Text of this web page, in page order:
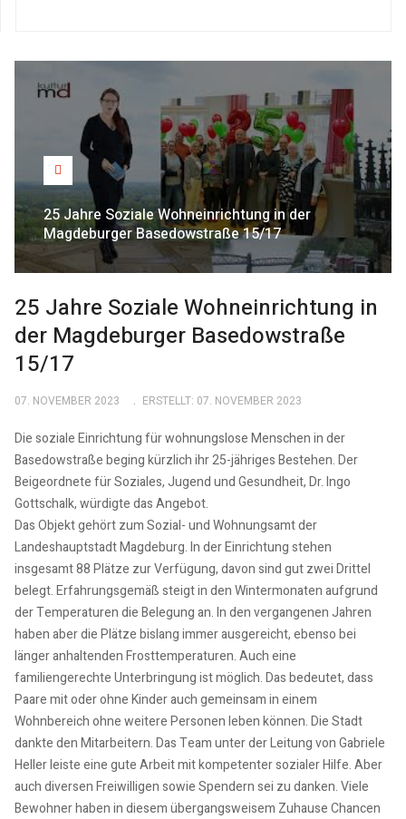
25 Jahre Soziale Wohneinrichtung in der
Magdeburger Basedowstraße 15/17
25 Jahre Soziale Wohneinrichtung in
der Magdeburger Basedowstraße
15/17
07. NOVEMBER 2023 ERSTELLT: 07. NOVEMBER 2023
Die soziale Einrichtung für wohnungslose Menschen in der
Basedowstraße beging kürzlich ihr 25-jähriges Bestehen. Der
Beigeordnete für Soziales, Jugend und Gesundheit, Dr. Ingo
Gottschalk, würdigte das Angebot.
Das Objekt gehört zum Sozial- und Wohnungsamt der
Landeshauptstadt Magdeburg. In der Einrichtung stehen
insgesamt 88 Plätze zur Verfügung, davon sind gut zwei Drittel
belegt. Erfahrungsgemäß steigt in den Wintermonaten aufgrund
der Temperaturen die Belegung an. In den vergangenen Jahren
haben aber die Plätze bislang immer ausgereicht, ebenso bei
länger anhaltenden Frosttemperaturen. Auch eine
familiengerechte Unterbringung ist möglich. Das bedeutet, dass
Paare mit oder ohne Kinder auch gemeinsam in einem
Wohnbereich ohne weitere Personen leben können. Die Stadt
dankte den Mitarbeitern. Das Team unter der Leitung von Gabriele
Heller leiste eine gute Arbeit mit kompetenter sozialer Hilfe. Aber
auch diversen Freiwilligen sowie Spendern sei zu danken. Viele
Bewohner haben in diesem übergangsweisem Zuhause Chancen